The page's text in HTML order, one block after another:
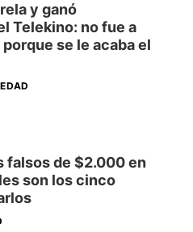
y ganó
Telekino: no fue a
se le acaba el
falsos de $2.000 en
son los cinco